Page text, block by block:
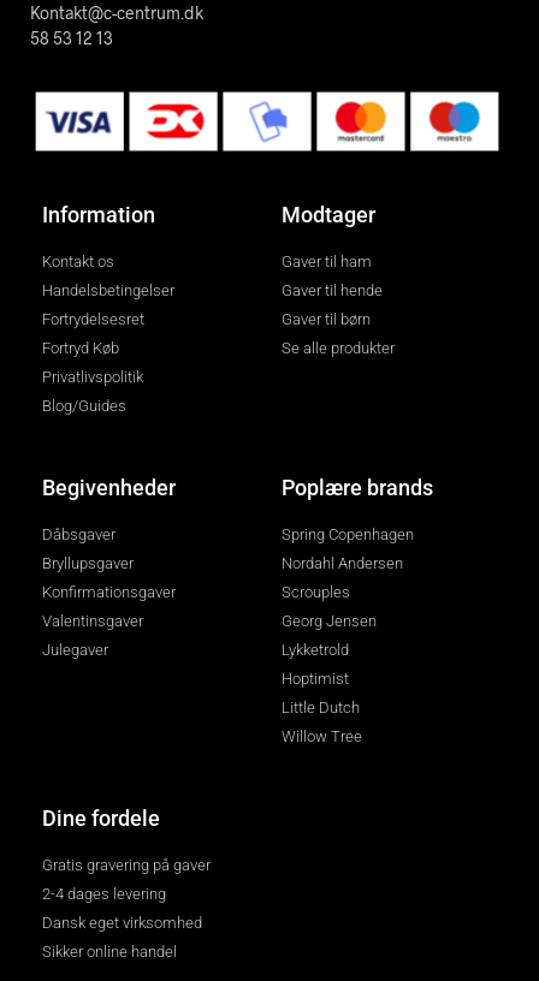
Kontakt@c-centrum.dk
58 53 12 13
Information
Kontakt os
Handelsbetingelser
Fortrydelsesret
Fortryd Køb
Privatlivspolitik
Blog/Guides
Modtager
Gaver til ham
Gaver til hende
Gaver til børn
Se alle produkter
Begivenheder
Dåbsgaver
Bryllupsgaver
Konfirmationsgaver
Valentinsgaver
Julegaver
Poplære brands
Spring Copenhagen
Nordahl Andersen
Scrouples
Georg Jensen
Lykketrold
Hoptimist
Little Dutch
Willow Tree
Dine fordele
Gratis gravering på gaver
2-4 dages levering
Dansk eget virksomhed
Sikker online handel